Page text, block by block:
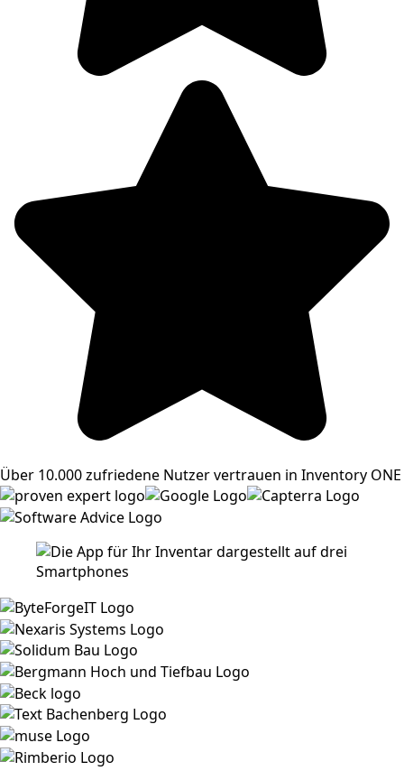
Über 10.000 zufriedene Nutzer vertrauen in Inventory ONE